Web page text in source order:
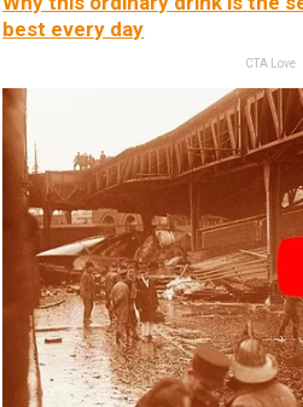
best every day
CTA Love